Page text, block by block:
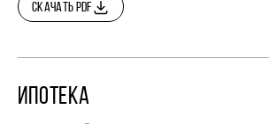
СКАЧАТЬ PDF
ИПОТЕКА